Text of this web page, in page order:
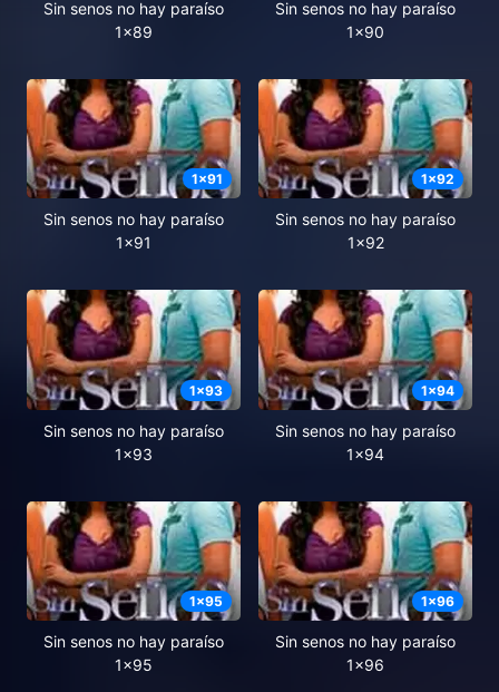
Sin senos no hay paraíso
1x89
Sin senos no hay paraíso
1x90
1x91
Sin senos no hay paraíso
1x91
1x92
Sin senos no hay paraíso
1x92
1x93
Sin senos no hay paraíso
1x93
1x94
Sin senos no hay paraíso
1x94
1x95
Sin senos no hay paraíso
1x95
1x96
Sin senos no hay paraíso
1x96